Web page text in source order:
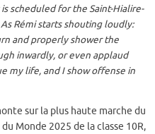
scheduled for the Saint-Hialire-
Rémi starts shouting loudly:
and properly shower the
inwardly, or even applaud
my life, and I show offense in
sur la plus haute marche du
Monde 2025 de la classe 10R,